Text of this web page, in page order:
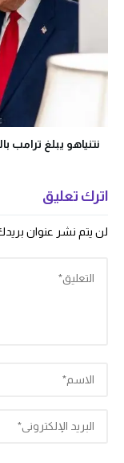
نتنياهو يبلغ ترامب
اترك تعليق
لن يتم نشر عنوان